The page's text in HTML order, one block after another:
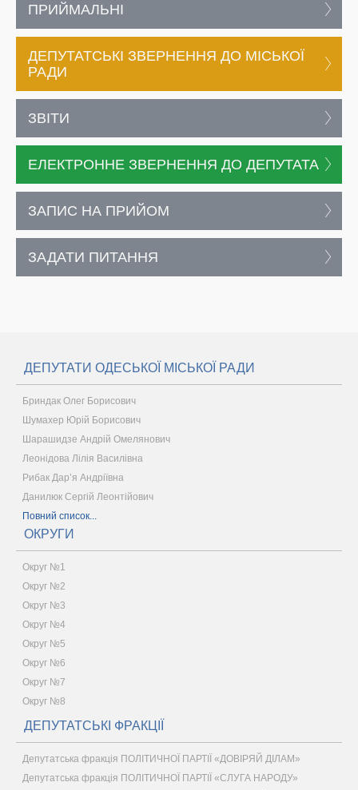
ПРИЙМАЛЬНІ
ДЕПУТАТСЬКІ ЗВЕРНЕННЯ ДО МІСЬКОЇ
РАДИ
ЗВІТИ
ЕЛЕКТРОННЕ ЗВЕРНЕННЯ ДО ДЕПУТАТА
ЗАПИС НА ПРИЙОМ
ЗАДАТИ ПИТАННЯ
ДЕПУТАТИ ОДЕСЬКОЇ МІСЬКОЇ РАДИ
Бриндак Олег Борисович
Шумахер Юрій Борисович
Шарашидзе Андрій Омелянович
Леонідова Лілія Василівна
Рибак Дар’я Андріївна
Данилюк Сергій Леонтійович
Повний список...
ОКРУГИ
Округ №1
Округ №2
Округ №3
Округ №4
Округ №5
Округ №6
Округ №7
Округ №8
ДЕПУТАТСЬКІ ФРАКЦІЇ
Депутатська фракція ПОЛІТИЧНОЇ ПАРТІЇ «ДОВІРЯЙ ДІЛАМ»
Депутатська фракція ПОЛІТИЧНОЇ ПАРТІЇ «СЛУГА НАРОДУ»